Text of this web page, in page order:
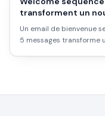
transforment un
Un email de bienvenue
5 messages transforme